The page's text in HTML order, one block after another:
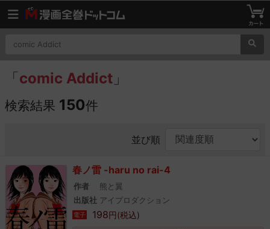
「comic Addict 」
検索結果 150件
並び順
春ノ雷 -haru no rai-4
作者
熊と翼
出版社 アイプロダクション
電子 198円(税込)